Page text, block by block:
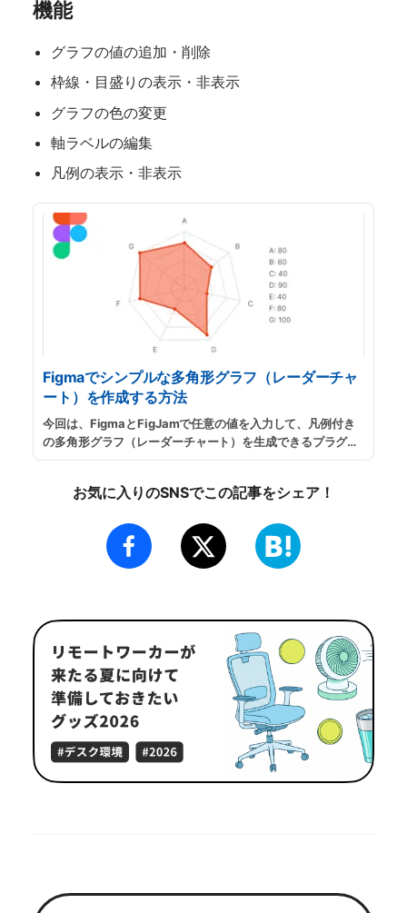
機能
グラフの値の追加・削除
枠線・目盛りの表示・非表示
グラフの色の変更
軸ラベルの編集
凡例の表示・非表示
Figmaでシンプルな多角形グラフ（レーダーチャ
ート）を作成する方法
今回は、FigmaとFigJamで任意の値を入力して、凡例付き
の多角形グラフ（レーダーチャート）を生成できるプラグイ
ン「シンプルな多角形グラフの生成」の紹介です。スライド
チャートが手っ取り早く欲しい時などに便利です。...続きを
お気に入りのSNSでこの記事をシェア！